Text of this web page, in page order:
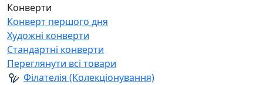
Конверти
Конверт першого дня
Художні конверти
Стандартні конверти
Переглянути всі товари
Філателія (Колекціонування)